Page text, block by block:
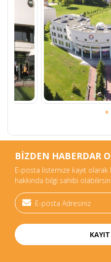
BİZDEN HABERDAR
E-posta listemize kayıt
hakkında bilgi sahibi